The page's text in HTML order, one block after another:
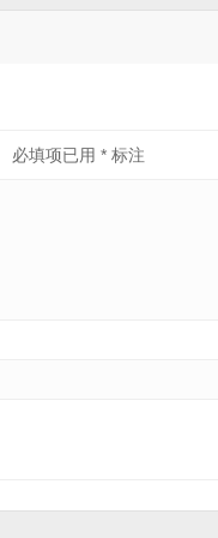
必填项已用* 标注